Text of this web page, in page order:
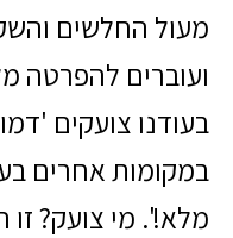
מעול החלשים
ועוברים להפרטה
בעודנו צועקים
במקומות אחרים
מלא!'. מי צועק?